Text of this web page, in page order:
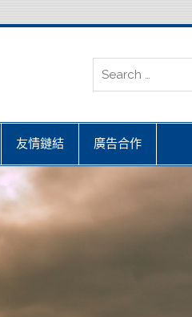
友情鏈結 廣告合作